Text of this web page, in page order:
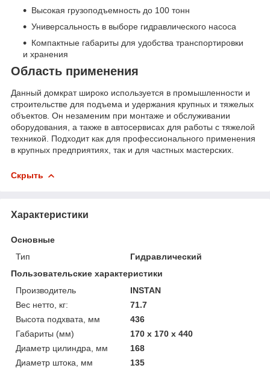
Высокая грузоподъемность до 100 тонн
Универсальность в выборе гидравлического насоса
Компактные габариты для удобства транспортировки
и хранения
Область применения
Данный домкрат широко используется в промышленности и
строительстве для подъема и удержания крупных и тяжелых
объектов. Он незаменим при монтаже и обслуживании
оборудования, а также в автосервисах для работы с тяжелой
техникой. Подходит как для профессионального применения
в крупных предприятиях, так и для частных мастерских.
Скрыть
Характеристики
Основные
Тип
Гидравлический
Пользовательские характеристики
Производитель
INSTAN
Вес нетто, кг:
71.7
Высота подхвата, мм
436
Габариты (мм)
170 х 170 х 440
Диаметр цилиндра, мм
168
Диаметр штока, мм
135